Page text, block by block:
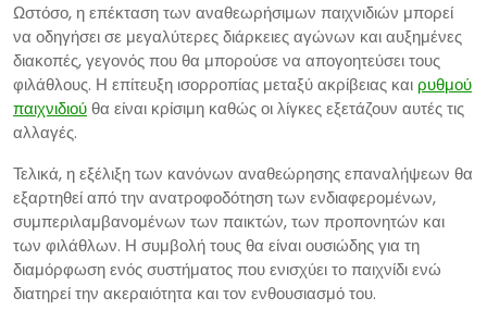
Ωστόσο, η επέκταση των αναθεωρήσιμων παιχνιδιών μπορεί
να οδηγήσει σε μεγαλύτερες διάρκειες αγώνων και αυξημένες
διακοπές, γεγονός που θα μπορούσε να απογοητεύσει τους
φιλάθλους. Η επίτευξη ισορροπίας μεταξύ ακρίβειας και ρυθμού
παιχνιδιούθα είναι κρίσιμη καθώς οι λίγκες εξετάζουν αυτές τις
αλλαγές.
Τελικά, η εξέλιξη των κανόνων αναθεώρησης επαναλήψεων θα
εξαρτηθεί από την ανατροφοδότηση των ενδιαφερομένων,
συμπεριλαμβανομένων των παικτών, των προπονητών και
των φιλάθλων. Η συμβολή τους θα είναι ουσιώδης για τη
διαμόρφωση ενός συστήματος που ενισχύει το παιχνίδι ενώ
διατηρεί την ακεραιότητα και τον ενθουσιασμό του.